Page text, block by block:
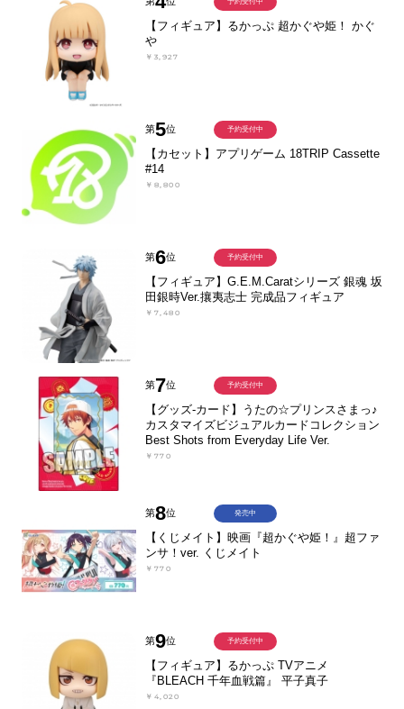
【フィギュア】るかっぷ 超かぐや姫！ かぐ
や
￥3,927
予約受付中
第5位
【カセット】アプリゲーム 18TRIP Cassette
#14
￥8,800
予約受付中
第6位
【フィギュア】G.E.M.Caratシリーズ 銀魂 坂
田銀時Ver.攘夷志士 完成品フィギュア
￥7,480
予約受付中
第7位
【グッズ-カード】うたの☆プリンスさまっ♪
カスタマイズビジュアルカードコレクション
Best Shots from Everyday Life Ver.
￥770
予約受付中
第8位
【くじメイト】映画『超かぐや姫！』超ファ
ンサ！ver. くじメイト
￥770
発売中
第9位
【フィギュア】るかっぷ TVアニメ
『BLEACH 千年血戦篇』 平子真子
￥4,020
予約受付中